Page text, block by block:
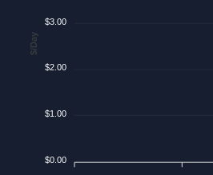
$3.00
$2.00
$1.00
$0.00
$/Day